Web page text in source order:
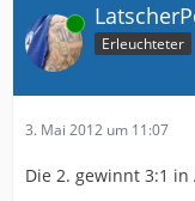
Online
Erleuchteter
3. Mai 2012 um 11:07
Die 2. gewinnt 3:1